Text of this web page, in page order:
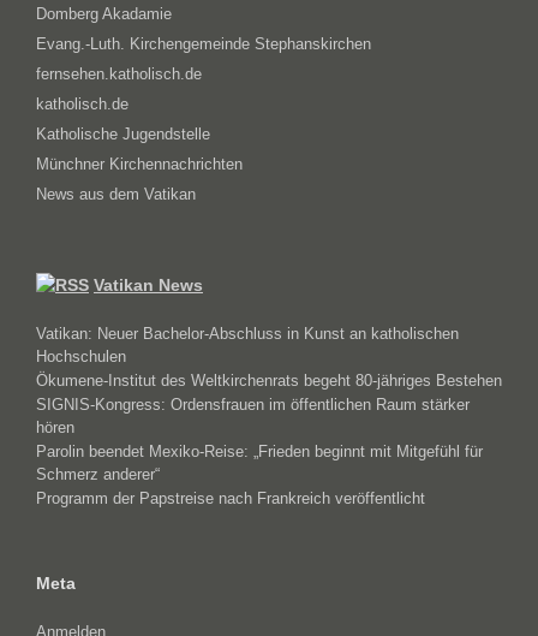
Domberg Akadamie
Evang.-Luth. Kirchengemeinde Stephanskirchen
fernsehen.katholisch.de
katholisch.de
Katholische Jugendstelle
Münchner Kirchennachrichten
News aus dem Vatikan
Vatikan News
Vatikan: Neuer Bachelor-Abschluss in Kunst an katholischen
Hochschulen
Ökumene-Institut des Weltkirchenrats begeht 80-jähriges Bestehen
SIGNIS-Kongress: Ordensfrauen im öffentlichen Raum stärker
hören
Parolin beendet Mexiko-Reise: „Frieden beginnt mit Mitgefühl für
Schmerz anderer“
Programm der Papstreise nach Frankreich veröffentlicht
Meta
Anmelden